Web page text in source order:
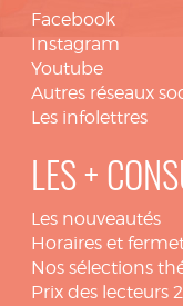
Facebook
Instagram
Youtube
Autres réseaux
Les infolettres
LES +
Les nouveautés
Horaires et
Nos sélections
Prix des lecteurs